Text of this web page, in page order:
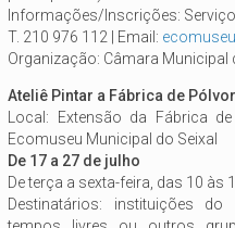
Informações/Inscrições:
T. 210 976 112 | Email:
Organização: Câmara Municipal
Ateliê Pintar a Fábrica de
Local: Extensão da Fábrica
Ecomuseu Municipal do Seixal
De 17 a 27 de julho
De terça a sexta-feira, das 10 às
Destinatários: instituições